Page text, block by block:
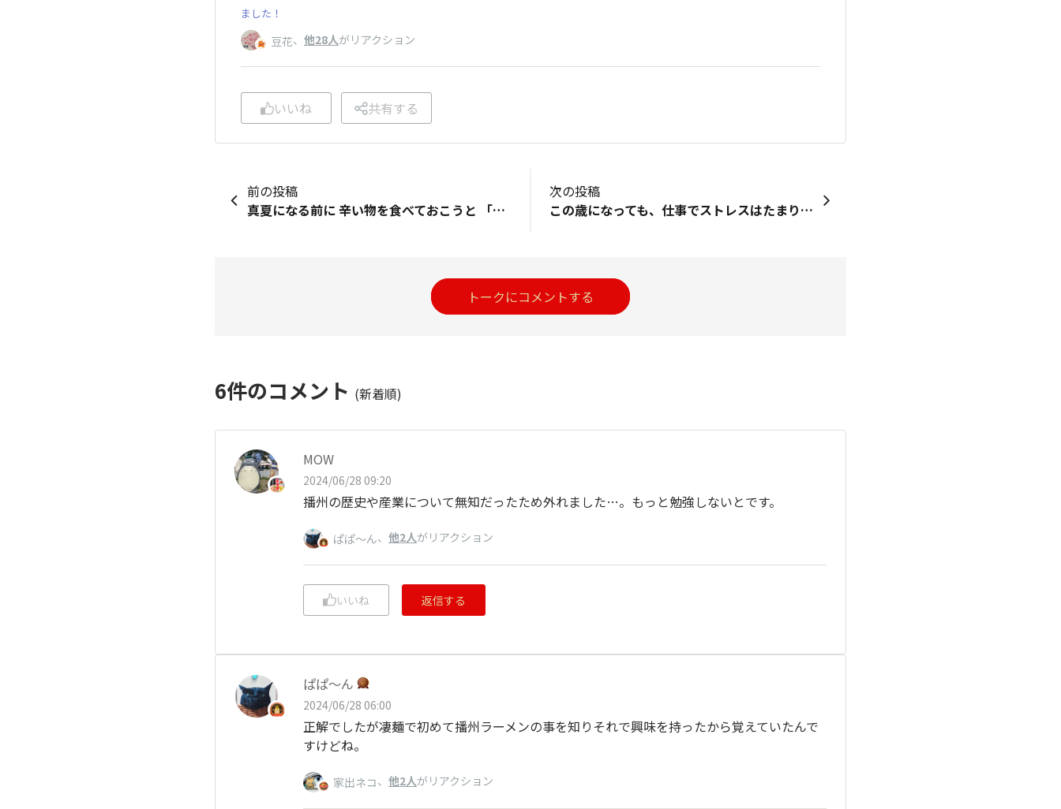
ました！
豆花、 他28人がリアクション
いいね 共有する
前の投稿
真夏になる前に 辛い物を食べておこうと 「酸辣湯麺」をいただきました。 美味しい……んだけど……スープを飲むと 喉に辛さがぶつかり 咳き込んで……😖💧
次の投稿
この歳になっても、仕事でストレスはたまります。 ても、凄麺を食べたら妙に落ちつきます。😏美味しいものを食べるからかな、それと最近、「あ～あ～わかってくれとは言わないが、そんなに俺が悪いのか～」のフレーズが、 しょっちゅう飛び込んできます。まだ、若いつもり😏なんでやねん。💦
トークにコメントする
6件のコメント (新着順)
MOW
2024/06/28 09:20
播州の歴史や産業について無知だったため外れました…。もっと勉強しないとです。
ぱぱ〜ん、 他2人がリアクション
いいね 返信する
ぱぱ〜ん
2024/06/28 06:00
正解でしたが凄麺で初めて播州ラーメンの事を知りそれで興味を持ったから覚えていたんで
すけどね。
家出ネコ、 他2人がリアクション